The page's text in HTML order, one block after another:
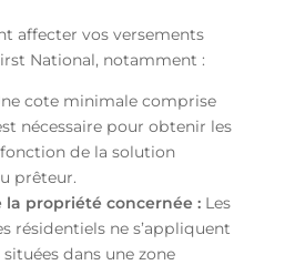
affecter vos versements
National, notamment :
cote minimale comprise
nécessaire pour obtenir les
de la solution
prêteur.
propriété concernée : Les
résidentiels ne s’appliquent
dans une zone